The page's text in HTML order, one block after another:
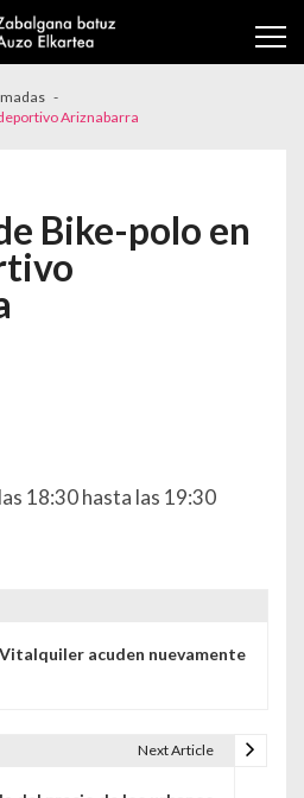
Ariznabarra
Bike-polo en
18:30 hasta las 19:30
acuden nuevamente
Next Article